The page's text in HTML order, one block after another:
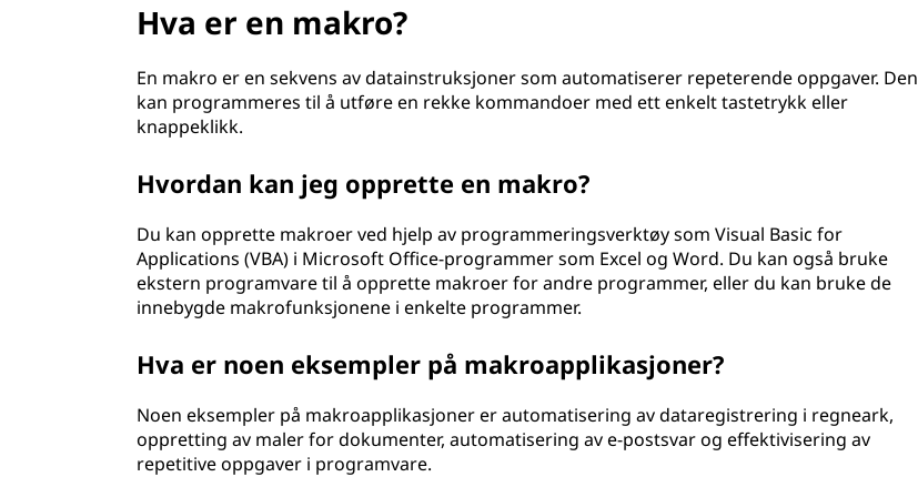
Hva er en makro?
En makro er en sekvens av datainstruksjoner som automatiserer repeterende oppgaver. Den
kan programmeres til å utføre en rekke kommandoer med ett enkelt tastetrykk eller
knappeklikk.
Hvordan kan jeg opprette en makro?
Du kan opprette makroer ved hjelp av programmeringsverktøy som Visual Basic for
Applications (VBA) i Microsoft Office-programmer som Excel og Word. Du kan også bruke
ekstern programvare til å opprette makroer for andre programmer, eller du kan bruke de
innebygde makrofunksjonene i enkelte programmer.
Hva er noen eksempler på makroapplikasjoner?
Noen eksempler på makroapplikasjoner er automatisering av dataregistrering i regneark,
oppretting av maler for dokumenter, automatisering av e-postsvar og effektivisering av
repetitive oppgaver i programvare.